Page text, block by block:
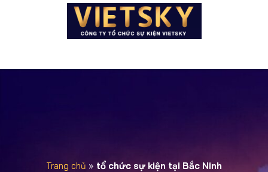
Trang chủ » tổ chức sự kiện tại Bắc Ninh